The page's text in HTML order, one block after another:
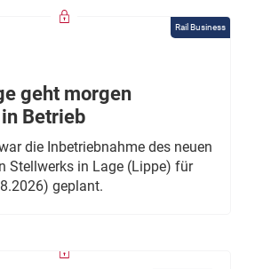
Rail Business
geht morgen
Betrieb
die Inbetriebnahme des neuen
Stellwerks in Lage (Lippe) für
geplant.